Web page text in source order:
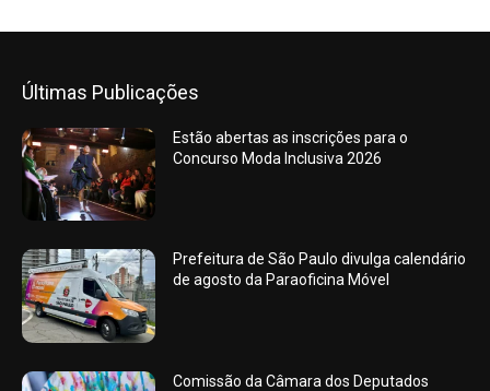
Últimas Publicações
Estão abertas as inscrições para o
Concurso Moda Inclusiva 2026
Prefeitura de São Paulo divulga calendário
de agosto da Paraoficina Móvel
Comissão da Câmara dos Deputados